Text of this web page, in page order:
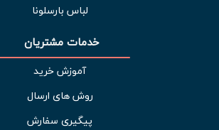
لباس بارسلونا
خدمات مشتریان
آموزش خرید
روش های ارسال
پیگیری سفارش